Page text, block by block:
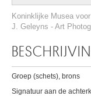
Koninklijke Musea
J. Geleyns - Art
Groep (schets), brons
Signatuur aan de